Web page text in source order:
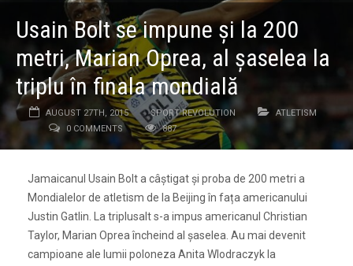
Usain Bolt se impune și la 200
metri, Marian Oprea, al șaselea la
triplu în finala mondială
AUGUST 27TH, 2015 SPORT REVOLUTION
ATLETISM
0 COMMENTS
887
Jamaicanul Usain Bolt a câștigat și proba de 200 metri a
Mondialelor de atletism de la Beijing în fața americanului
Justin Gatlin. La triplusalt s-a impus americanul Christian
Taylor, Marian Oprea încheind al șaselea. Au mai devenit
campioane ale lumii poloneza Anita Wlodraczyk la